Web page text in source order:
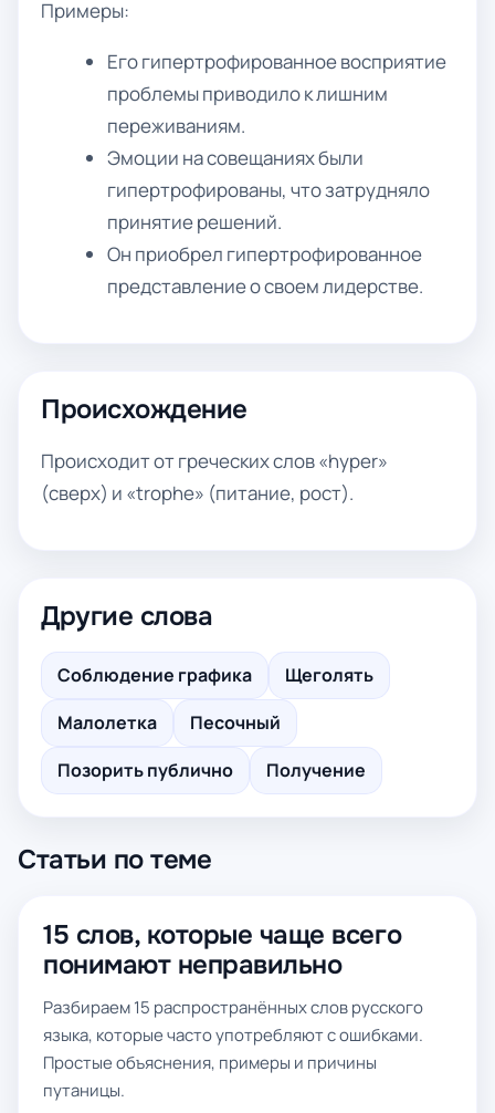
Примеры:
Его гипертрофированное восприятие
проблемы приводило к лишним
переживаниям.
Эмоции на совещаниях были
гипертрофированы, что затрудняло
принятие решений.
Он приобрел гипертрофированное
представление о своем лидерстве.
Происхождение
Происходит от греческих слов «hyper»
(сверх) и «trophe» (питание, рост).
Другие слова
Соблюдение графика
Щеголять
Малолетка
Песочный
Позорить публично
Получение
Статьи по теме
15 слов, которые чаще всего
понимают неправильно
Разбираем 15 распространённых слов русского
языка, которые часто употребляют с ошибками.
Простые объяснения, примеры и причины
путаницы.